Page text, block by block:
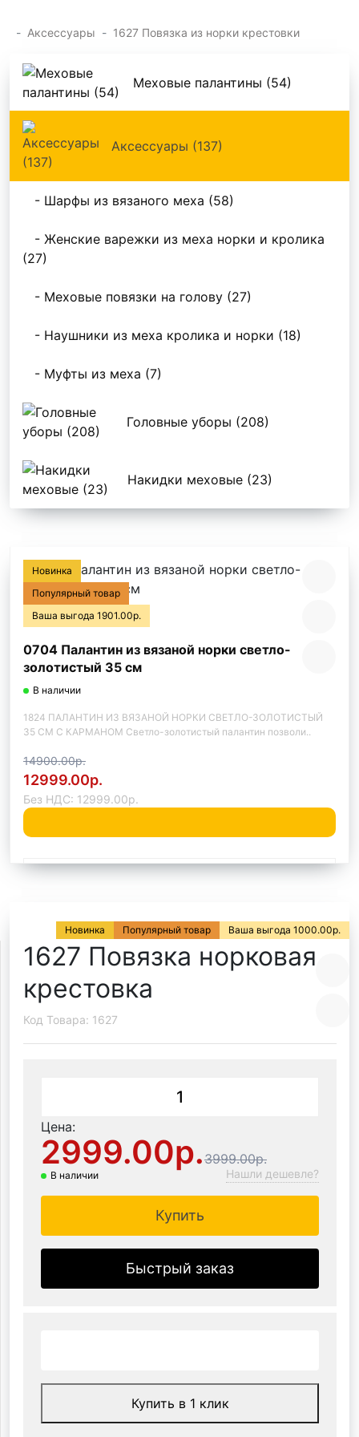
Аксессуары 1627 Повязка из норки крестовки
Меховые палантины (54)
Аксессуары (137)
- Шарфы из вязаного меха (58)
- Женские варежки из меха норки и кролика
(27)
- Меховые повязки на голову (27)
- Наушники из меха кролика и норки (18)
- Муфты из меха (7)
Головные уборы (208)
Накидки меховые (23)
Новинка
Популярный товар
Ваша выгода 1901.00р.
0704 Палантин из вязаной норки светло-
золотистый 35 см
В наличии
1824 ПАЛАНТИН ИЗ ВЯЗАНОЙ НОРКИ СВЕТЛО-ЗОЛОТИСТЫЙ
35 СМ С КАРМАНОМ Светло-золотистый палантин позволи..
14900.00р.
12999.00р.
Без НДС: 12999.00р.
Быстрый заказ
Новинка Популярный товар Ваша выгода 1000.00р.
1627 Повязка норковая
крестовка
Код Товара: 1627
Цена:
2999.00р.3999.00р.
В наличии Нашли дешевле?
Купить
Быстрый заказ
Купить в 1 клик